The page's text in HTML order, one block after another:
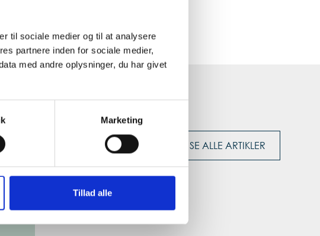
til sociale medier og til at analysere
partnere inden for sociale medier,
med andre oplysninger, du har givet
Marketing
Tillad alle
SE ALLE ARTIKLER